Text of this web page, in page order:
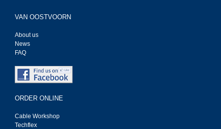
VAN OOSTVOORN
About us
News
FAQ
ORDER ONLINE
Cable Workshop
Techflex